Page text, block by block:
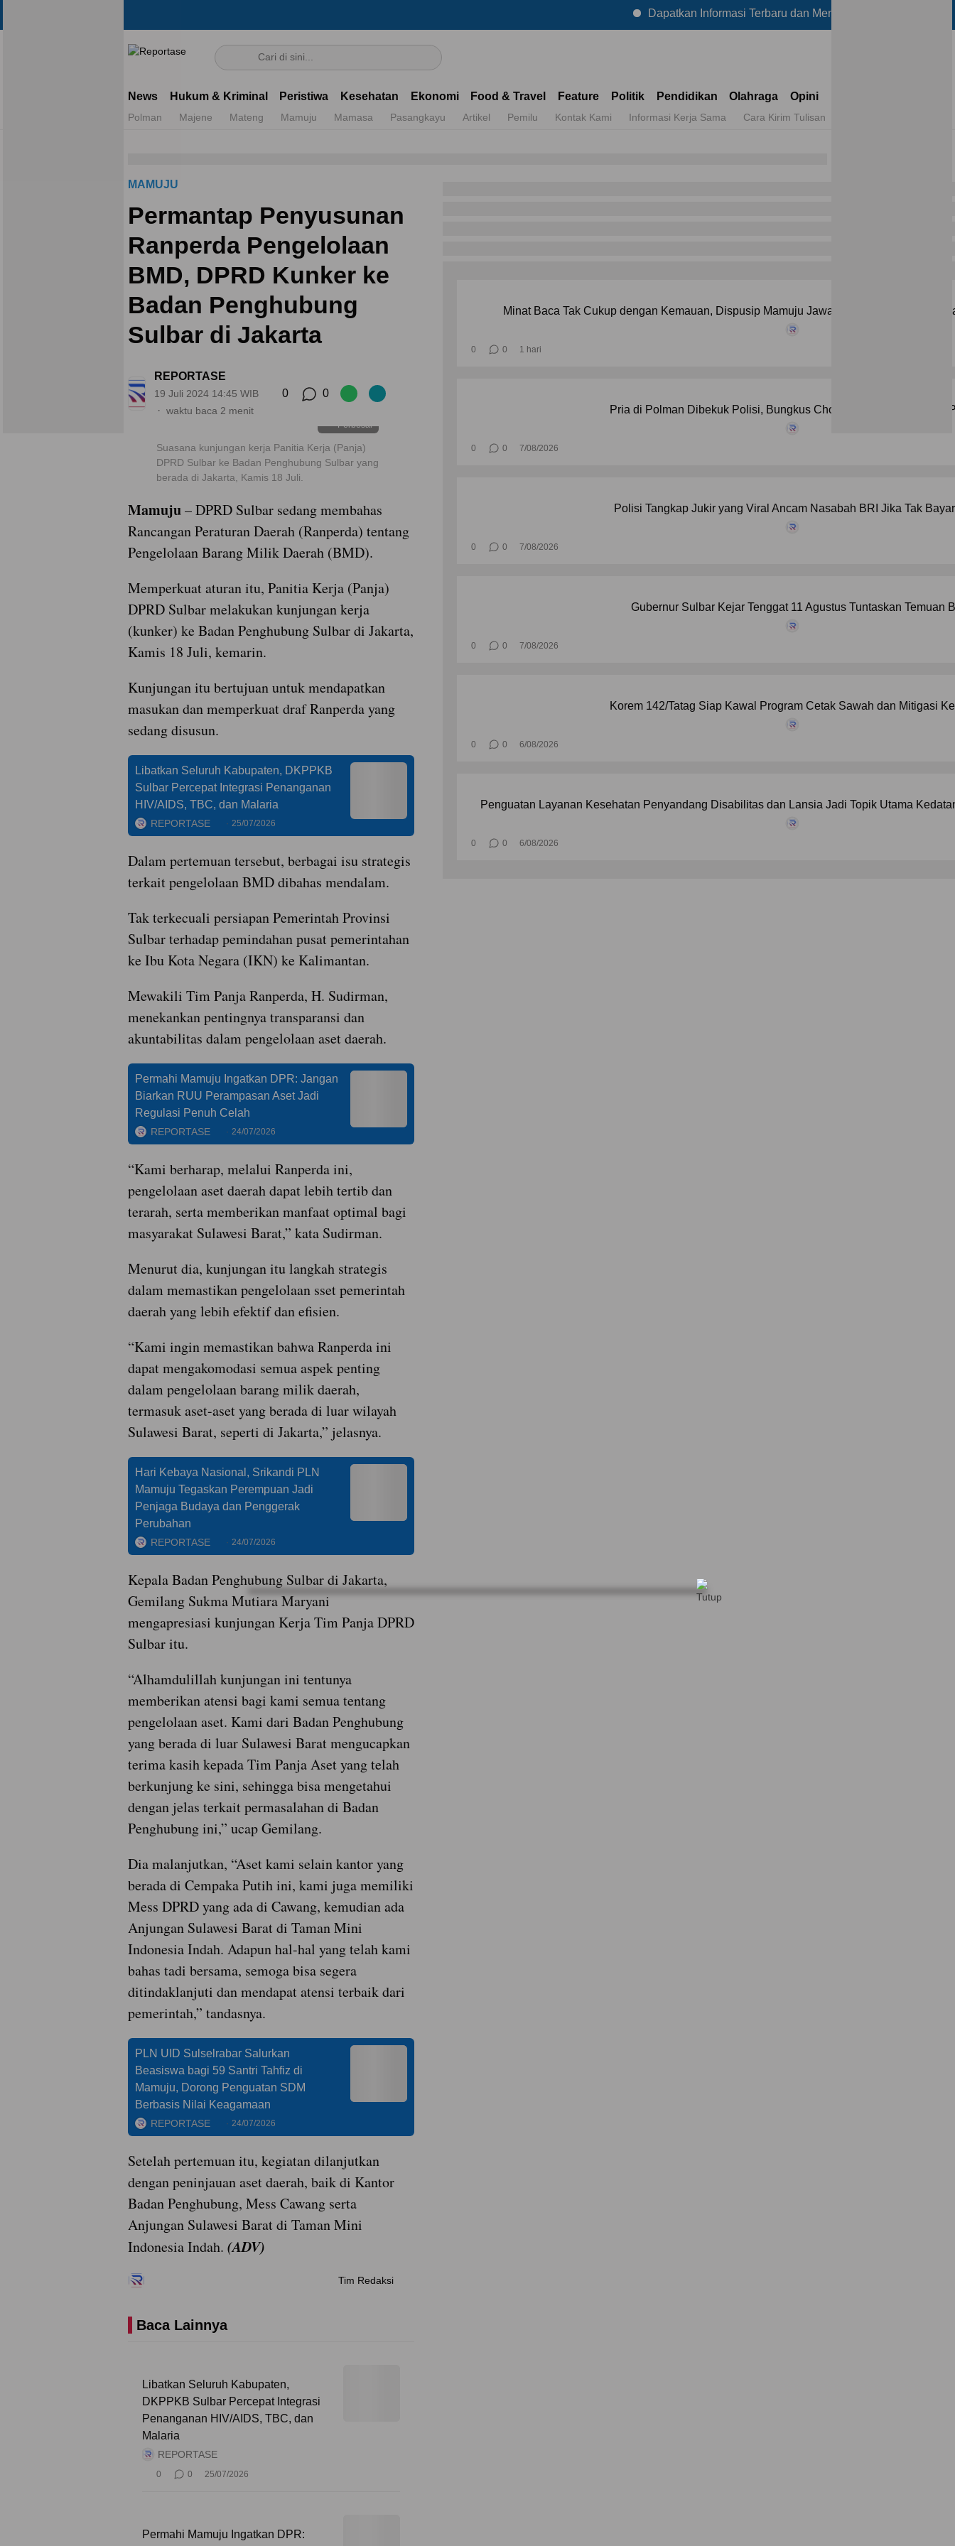
Dapatkan Informasi Terbaru dan Menarik Lainnya Hanya di Reportase
Mengulas Fakta Di Balik Cerita
News Hukum & Kriminal Peristiwa Kesehatan Ekonomi Food & Travel Feature Politik Pendidikan Olahraga Opini
Polman Majene Mateng Mamuju Mamasa Pasangkayu Artikel Pemilu Kontak Kami Informasi Kerja Sama Cara Kirim Tulisan
MAMUJU
Permantap Penyusunan
Ranperda Pengelolaan
BMD, DPRD Kunker ke
Badan Penghubung
Sulbar di Jakarta
REPORTASE
19 Juli 2024 14:45 WIB
waktu baca 2 menit
0 0
Perbesar
Suasana kunjungan kerja Panitia Kerja (Panja)
DPRD Sulbar ke Badan Penghubung Sulbar yang
berada di Jakarta, Kamis 18 Juli.
Mamuju– DPRD Sulbar sedang membahas
Rancangan Peraturan Daerah (Ranperda) tentang
Pengelolaan Barang Milik Daerah (BMD).
Memperkuat aturan itu, Panitia Kerja (Panja)
DPRD Sulbar melakukan kunjungan kerja
(kunker) ke Badan Penghubung Sulbar di Jakarta,
Kamis 18 Juli, kemarin.
Kunjungan itu bertujuan untuk mendapatkan
masukan dan memperkuat draf Ranperda yang
sedang disusun.
Libatkan Seluruh Kabupaten, DKPPKB
Sulbar Percepat Integrasi Penanganan
HIV/AIDS, TBC, dan Malaria
REPORTASE 25/07/2026
Dalam pertemuan tersebut, berbagai isu strategis
terkait pengelolaan BMD dibahas mendalam.
Tak terkecuali persiapan Pemerintah Provinsi
Sulbar terhadap pemindahan pusat pemerintahan
ke Ibu Kota Negara (IKN) ke Kalimantan.
Mewakili Tim Panja Ranperda, H. Sudirman,
menekankan pentingnya transparansi dan
akuntabilitas dalam pengelolaan aset daerah.
Permahi Mamuju Ingatkan DPR: Jangan
Biarkan RUU Perampasan Aset Jadi
Regulasi Penuh Celah
REPORTASE 24/07/2026
“Kami berharap, melalui Ranperda ini,
pengelolaan aset daerah dapat lebih tertib dan
terarah, serta memberikan manfaat optimal bagi
masyarakat Sulawesi Barat,” kata Sudirman.
Menurut dia, kunjungan itu langkah strategis
dalam memastikan pengelolaan sset pemerintah
daerah yang lebih efektif dan efisien.
“Kami ingin memastikan bahwa Ranperda ini
dapat mengakomodasi semua aspek penting
dalam pengelolaan barang milik daerah,
termasuk aset-aset yang berada di luar wilayah
Sulawesi Barat, seperti di Jakarta,” jelasnya.
Hari Kebaya Nasional, Srikandi PLN
Mamuju Tegaskan Perempuan Jadi
Penjaga Budaya dan Penggerak
Perubahan
REPORTASE 24/07/2026
Kepala Badan Penghubung Sulbar di Jakarta,
Gemilang Sukma Mutiara Maryani
mengapresiasi kunjungan Kerja Tim Panja DPRD
Sulbar itu.
“Alhamdulillah kunjungan ini tentunya
memberikan atensi bagi kami semua tentang
pengelolaan aset. Kami dari Badan Penghubung
yang berada di luar Sulawesi Barat mengucapkan
terima kasih kepada Tim Panja Aset yang telah
berkunjung ke sini, sehingga bisa mengetahui
dengan jelas terkait permasalahan di Badan
Penghubung ini,” ucap Gemilang.
Dia malanjutkan, “Aset kami selain kantor yang
berada di Cempaka Putih ini, kami juga memiliki
Mess DPRD yang ada di Cawang, kemudian ada
Anjungan Sulawesi Barat di Taman Mini
Indonesia Indah. Adapun hal-hal yang telah kami
bahas tadi bersama, semoga bisa segera
ditindaklanjuti dan mendapat atensi terbaik dari
pemerintah,” tandasnya.
PLN UID Sulselrabar Salurkan
Beasiswa bagi 59 Santri Tahfiz di
Mamuju, Dorong Penguatan SDM
Berbasis Nilai Keagamaan
REPORTASE 24/07/2026
Setelah pertemuan itu, kegiatan dilanjutkan
dengan peninjauan aset daerah, baik di Kantor
Badan Penghubung, Mess Cawang serta
Anjungan Sulawesi Barat di Taman Mini
Indonesia Indah. (ADV)
Tim Redaksi
Baca Lainnya
Libatkan Seluruh Kabupaten,
DKPPKB Sulbar Percepat Integrasi
Penanganan HIV/AIDS, TBC, dan
Malaria
REPORTASE
0 0 25/07/2026
Permahi Mamuju Ingatkan DPR:
Minat Baca Tak Cukup dengan Kemauan, Dispusip Mamuju Jawab Tantangan Akses
0 0 1 hari
Pria di Polman Dibekuk Polisi, Bungkus Chocolatos Buka Jejak 31
0 0 7/08/2026
Polisi Tangkap Jukir yang Viral Ancam Nasabah BRI Jika Tak
0 0 7/08/2026
Gubernur Sulbar Kejar Tenggat 11 Agustus Tuntaskan Temuan
0 0 7/08/2026
Korem 142/Tatag Siap Kawal Program Cetak Sawah dan Mitigasi
0 0 6/08/2026
Penguatan Layanan Kesehatan Penyandang Disabilitas dan Lansia Jadi Topik Utama
0 0 6/08/2026